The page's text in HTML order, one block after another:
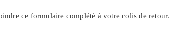
ce formulaire complété à votre colis de retour.